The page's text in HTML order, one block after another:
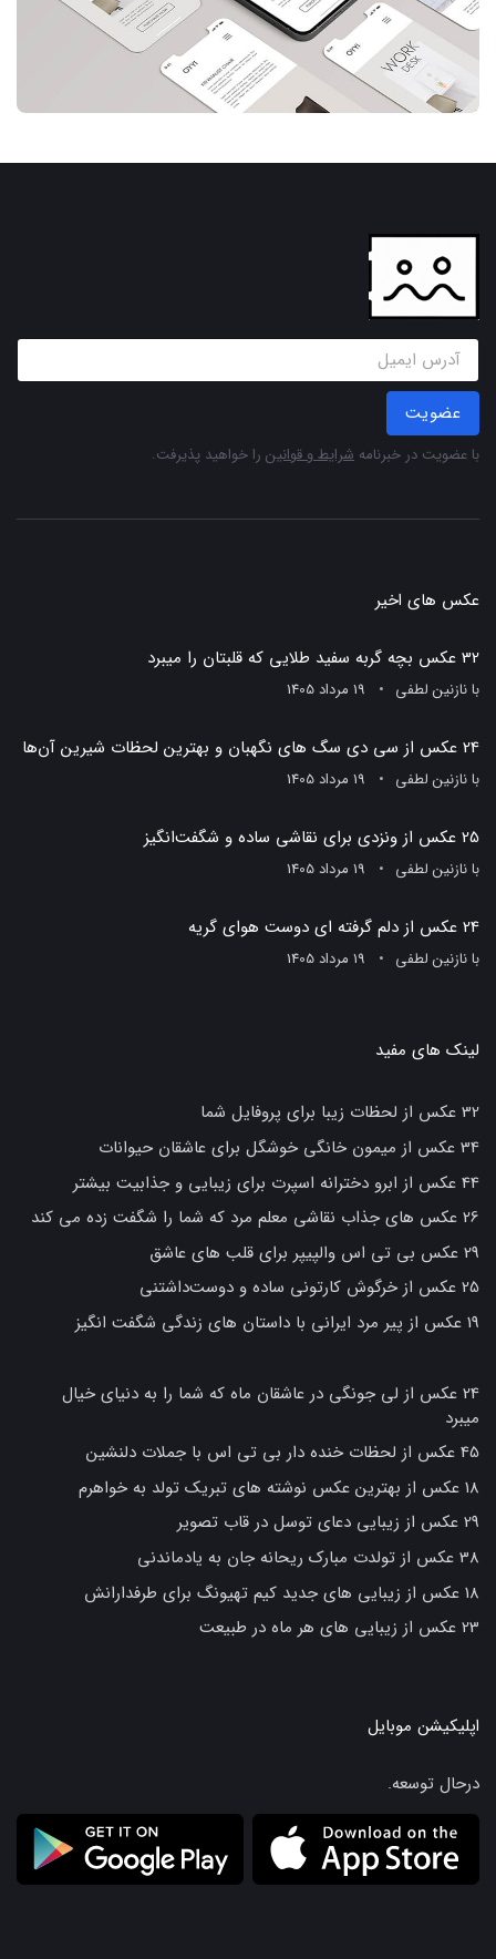
عضویت
با عضویت در خبرنامه شرایط و قوانین را خواهید پذیرفت.
عکس های اخیر
32 عکس بچه گربه سفید طلایی که قلبتان را میبرد
بانازنین لطفی 19 مرداد 1405
24 عکس از سی دی سگ های نگهبان و بهترین لحظات شیرین آن‌ها
بانازنین لطفی 19 مرداد 1405
25 عکس از ونزدی برای نقاشی ساده و شگفت‌انگیز
بانازنین لطفی 19 مرداد 1405
24 عکس از دلم گرفته ای دوست هوای گریه
بانازنین لطفی 19 مرداد 1405
لینک های مفید
32 عکس از لحظات زیبا برای پروفایل شما
34 عکس از میمون خانگی خوشگل برای عاشقان حیوانات
44 عکس از ابرو دخترانه اسپرت برای زیبایی و جذابیت بیشتر
26 عکس های جذاب نقاشی معلم مرد که شما را شگفت زده می کند
29 عکس بی تی اس والپیپر برای قلب های عاشق
25 عکس از خرگوش کارتونی ساده و دوست‌داشتنی
19 عکس از پیر مرد ایرانی با داستان های زندگی شگفت انگیز
24 عکس از لی جونگی در عاشقان ماه که شما را به دنیای خیال
میبرد
45 عکس از لحظات خنده دار بی تی اس با جملات دلنشین
18 عکس از بهترین عکس نوشته های تبریک تولد به خواهرم
29 عکس از زیبایی دعای توسل در قاب تصویر
38 عکس از تولدت مبارک ریحانه جان به یادماندنی
18 عکس از زیبایی های جدید کیم تهیونگ برای طرفدارانش
23 عکس از زیبایی های هر ماه در طبیعت
اپلیکیشن موبایل
درحال توسعه.